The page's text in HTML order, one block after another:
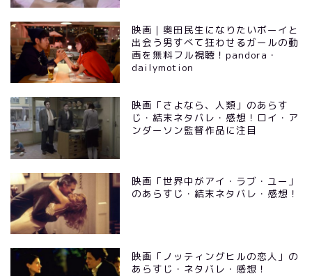
映画｜奥田民生になりたいボーイと
出会う男すべて狂わせるガールの動
画を無料フル視聴！pandora・
dailymotion
映画「さよなら、人類」のあらす
じ・結末ネタバレ・感想！ロイ・ア
ンダーソン監督作品に注目
映画「世界中がアイ・ラブ・ユー」
のあらすじ・結末ネタバレ・感想！
映画「ノッティングヒルの恋人」の
あらすじ・ネタバレ・感想！